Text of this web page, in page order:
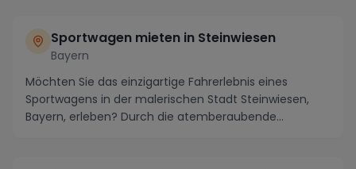
Sportwagen mieten in Steinwiesen
Bayern
Möchten Sie das einzigartige Fahrerlebnis eines
Sportwagens in der malerischen Stadt Steinwiesen,
Bayern, erleben? Durch die atemberaubende